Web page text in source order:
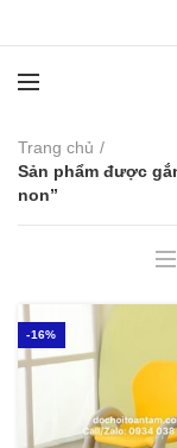
Trang chủ
Sản phẩm được
non”
-16%